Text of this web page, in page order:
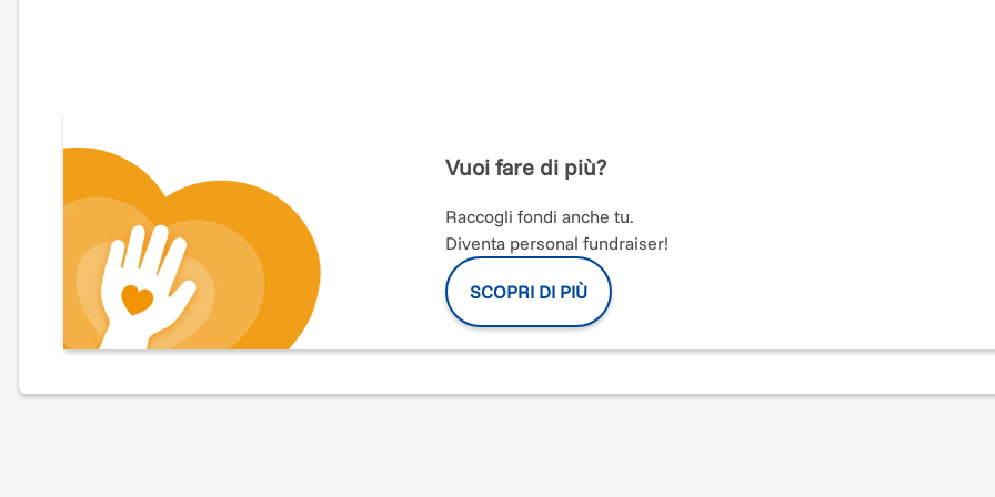
attraverso un ciclo di nove concerti a ingresso libero, trasformando luoghi iconici come il Salone degli affreschi di
Palazzo Mezzacapo, i suoi giardini, la Piazza San Pietro, il suggestivo borgo di Erchie, la Chiesa di San Giacomo in
palcoscenici di straordinaria bellezza.
Ogni appuntamento è concepito per offrire a residenti e visitatori un momento di assoluta piacevolezza, dove la
di musicisti e artisti affermati incontra la suggestione dei luoghi simboli della Città. Con la partecipazione calorosa del
pubblico che ha accolto le ultime edizioni con grande entusiasmo, la programmazione del 2026 si configura come un
percorso di continuità, dove la celebrazione del decennale diventa l’occasione perfetta per riaffermare il ruolo
dell'associazione come instancabile promotrice di cultura e aggregazione sociale.
A rendere ancora più tangibile il valore di questo anniversario e condivisione sarà la riproduzione del"Profumo di
Festival.
Vuoi fare di più?
Raccogli fondi anche tu.
Diventa personal fundraiser!
SCOPRI DI PIÙ